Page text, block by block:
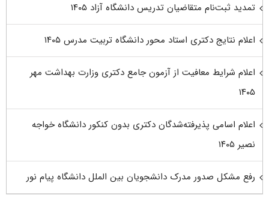
تمدید ثبت‌نام متقاضیان تدریس دانشگاه آزاد ۱۴۰۵
اعلام نتایج دکتری استاد محور دانشگاه تربیت مدرس ۱۴۰۵
اعلام شرایط معافیت از آزمون جامع دکتری وزارت بهداشت مهر
۱۴۰۵
اعلام اسامی پذیرفته‌شدگان دکتری بدون کنکور دانشگاه خواجه
نصیر ۱۴۰۵
رفع مشکل صدور مدرک دانشجویان بین الملل دانشگاه پیام نور